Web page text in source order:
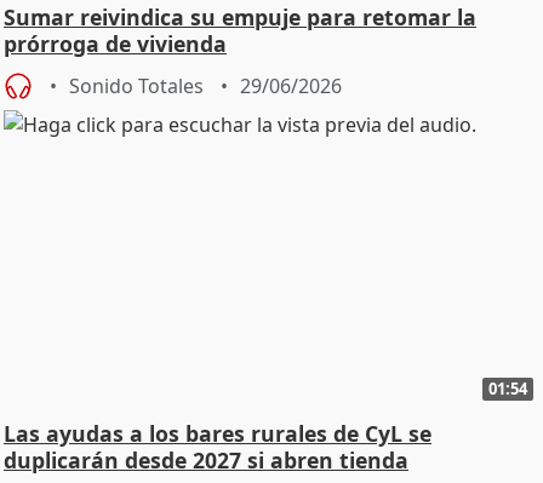
Sumar reivindica su empuje para retomar la
prórroga de vivienda
Sonido Totales 29/06/2026
01:54
Las ayudas a los bares rurales de CyL se
duplicarán desde 2027 si abren tienda